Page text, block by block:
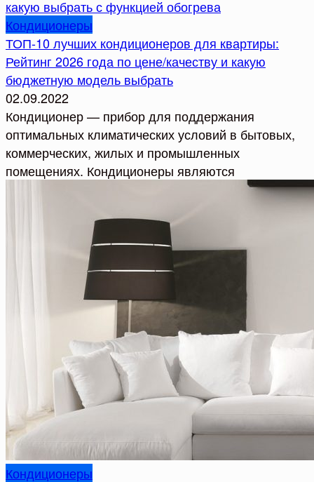
Кондиционеры
ТОП-10 лучших кондиционеров для квартиры:
Рейтинг 2026 года по цене/качеству и какую
бюджетную модель выбрать
02.09.2022
Кондиционер — прибор для поддержания
оптимальных климатических условий в бытовых,
коммерческих, жилых и промышленных
помещениях. Кондиционеры являются
Кондиционеры